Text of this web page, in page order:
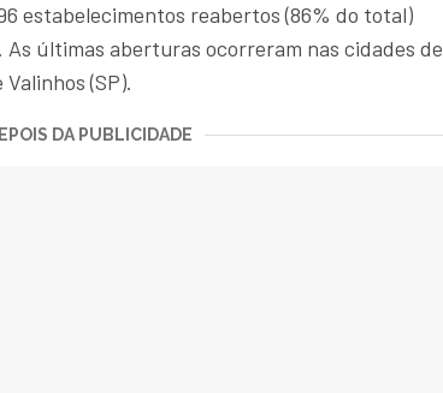
estabelecimentos reabertos (86% do total)
últimas aberturas ocorreram nas cidades de
(SP).
DA PUBLICIDADE